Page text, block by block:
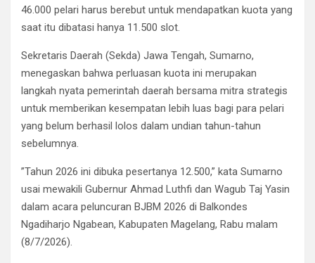
46.000 pelari harus berebut untuk mendapatkan kuota yang
saat itu dibatasi hanya 11.500 slot.
​Sekretaris Daerah (Sekda) Jawa Tengah, Sumarno,
menegaskan bahwa perluasan kuota ini merupakan
langkah nyata pemerintah daerah bersama mitra strategis
untuk memberikan kesempatan lebih luas bagi para pelari
yang belum berhasil lolos dalam undian tahun-tahun
sebelumnya.
​”Tahun 2026 ini dibuka pesertanya 12.500,” kata Sumarno
usai mewakili Gubernur Ahmad Luthfi dan Wagub Taj Yasin
dalam acara peluncuran BJBM 2026 di Balkondes
Ngadiharjo Ngabean, Kabupaten Magelang, Rabu malam
(8/7/2026).